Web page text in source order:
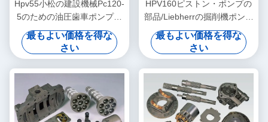
Hpv55小松の建設機械Pc120-
5のための油圧歯車ポンプの
部品
最もよい価格を得な
さい
HPV160ピストン・ポンプの
部品/Liebherrの掘削機ポンプ
部品Pc50の振動モーター
最もよい価格を得な
さい